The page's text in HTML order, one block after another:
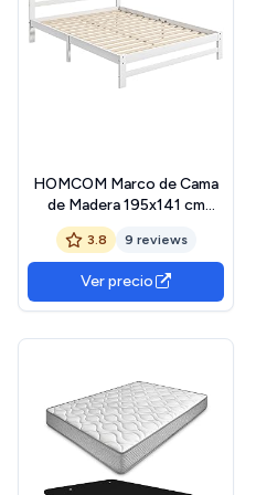
HOMCOM Marco de Cama
de Madera 195x141 cm
Estructura de Cama Somier
Doble para Colchón de
135x190 cm (no Incluido)
Carga 300 kg Blanco
3.8 9 reviews
Ver precio